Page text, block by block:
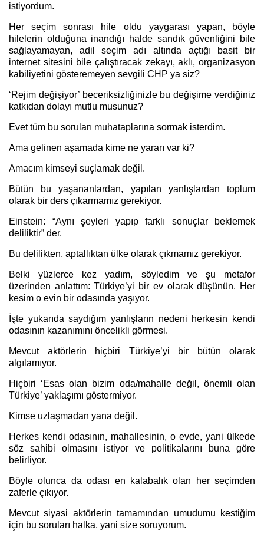
istiyordum.
Her seçim sonrası hile oldu yaygarası yapan, böyle
hilelerin olduğuna inandığı halde sandık güvenliğini bile
sağlayamayan, adil seçim adı altında açtığı basit bir
internet sitesini bile çalıştıracak zekayı, aklı, organizasyon
kabiliyetini gösteremeyen sevgili CHP ya siz?
‘Rejim değişiyor’ beceriksizliğinizle bu değişime verdiğiniz
katkıdan dolayı mutlu musunuz?
Evet tüm bu soruları muhataplarına sormak isterdim.
Ama gelinen aşamada kime ne yararı var ki?
Amacım kimseyi suçlamak değil.
Bütün bu yaşananlardan, yapılan yanlışlardan toplum
olarak bir ders çıkarmamız gerekiyor.
Einstein: “Aynı şeyleri yapıp farklı sonuçlar beklemek
deliliktir” der.
Bu delilikten, aptallıktan ülke olarak çıkmamız gerekiyor.
Belki yüzlerce kez yadım, söyledim ve şu metafor
üzerinden anlattım: Türkiye’yi bir ev olarak düşünün. Her
kesim o evin bir odasında yaşıyor.
İşte yukarıda saydığım yanlışların nedeni herkesin kendi
odasının kazanımını öncelikli görmesi.
Mevcut aktörlerin hiçbiri Türkiye’yi bir bütün olarak
algılamıyor.
Hiçbiri ‘Esas olan bizim oda/mahalle değil, önemli olan
Türkiye’ yaklaşımı göstermiyor.
Kimse uzlaşmadan yana değil.
Herkes kendi odasının, mahallesinin, o evde, yani ülkede
söz sahibi olmasını istiyor ve politikalarını buna göre
belirliyor.
Böyle olunca da odası en kalabalık olan her seçimden
zaferle çıkıyor.
Mevcut siyasi aktörlerin tamamından umudumu kestiğim
için bu soruları halka, yani size soruyorum.